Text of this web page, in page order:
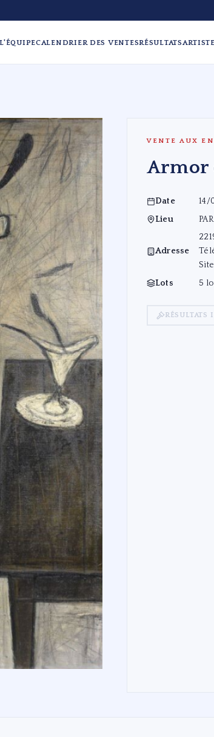
L'ÉQUIPECALENDRIER DES VENTESRÉSULTATS
VENTE AUX
Armor
Date
14/
Lieu
Adresse
Lots
5
RÉSULTATS